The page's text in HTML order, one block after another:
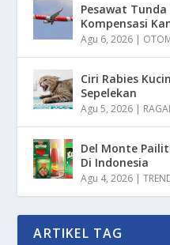
Pesawat
Kompensasi
Agu 6, 2026 |
Ciri Rabies
Sepelekan
Agu 5, 2026 |
Del Monte
Di Indonesia
Agu 4, 2026 |
ARTIKEL TAG